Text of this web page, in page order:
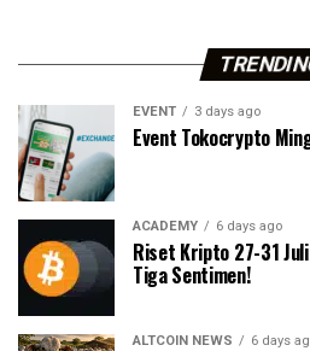
EVENT 3 days ago
Event Tokocrypto
ACADEMY 6 days ago
Riset Kripto 27-31
Tiga Sentimen!
ALTCOIN NEWS 6 days